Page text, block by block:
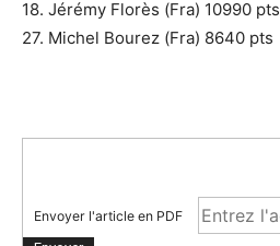
18. Jérémy Florès (Fra) 10990 pts
27. Michel Bourez (Fra) 8640 pts
Envoyer l'article en PDF